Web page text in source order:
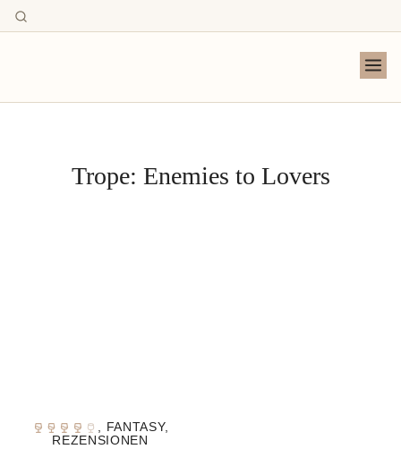
Trope: Enemies to Lovers
, FANTASY,
REZENSIONEN